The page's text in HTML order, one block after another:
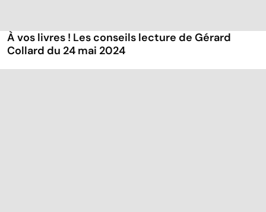
À vos livres ! Les conseils lecture de Gérard
Collard du 24 mai 2024